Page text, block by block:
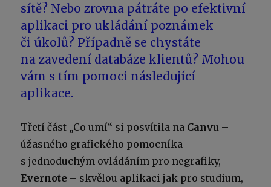
sítě? Nebo zrovna pátráte po efektivní
aplikaci pro ukládání poznámek
či úkolů? Případně se chystáte
na zavedení databáze klientů? Mohou
vám s tím pomoci následující
aplikace.
Třetí část „Co umí“ si posvítila na Canvu –
úžasného grafického pomocníka
s jednoduchým ovládáním pro negrafiky,
Evernote – skvělou aplikaci jak pro studium,